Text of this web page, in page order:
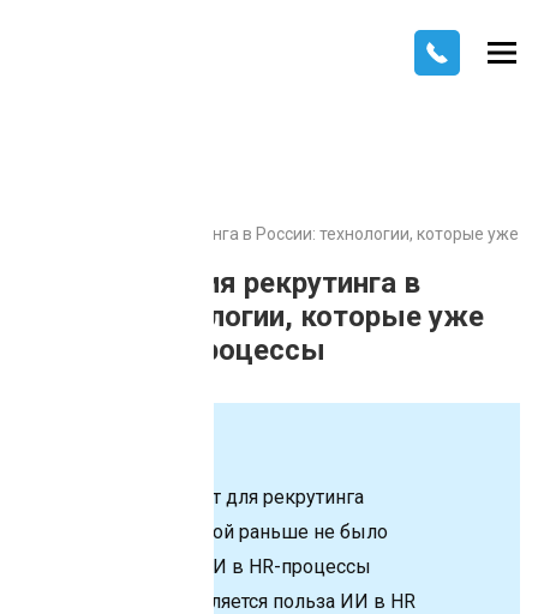
Автоматизация рекрутинга в России: технологии, которые уже
Автоматизация рекрутинга в
России: технологии, которые уже
меняют HR-процессы
Как работает бот для рекрутинга
Скорость, которой раньше не было
Как внедрить ИИ в HR-процессы
Где и как проявляется польза ИИ в HR